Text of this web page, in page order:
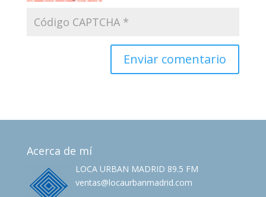
Acerca de mí
LOCA URBAN MADRID 89.5 FM
ventas@locaurbanmadrid.com